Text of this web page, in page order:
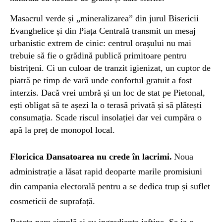
Masacrul verde și „mineralizarea” din jurul Bisericii
Evanghelice și din Piața Centrală transmit un mesaj
urbanistic extrem de cinic: centrul orașului nu mai
trebuie să fie o grădină publică primitoare pentru
bistrițeni. Ci un culoar de tranzit igienizat, un cuptor de
piatră pe timp de vară unde confortul gratuit a fost
interzis. Dacă vrei umbră și un loc de stat pe Pietonal,
ești obligat să te așezi la o terasă privată și să plătești
consumația. Scade riscul insolației dar vei cumpăra o
apă la preț de monopol local.
Floricica Dansatoarea nu crede în lacrimi. Noua
administrație a lăsat rapid deoparte marile promisiuni
din campania electorală pentru a se dedica trup și suflet
cosmeticii de suprafață.